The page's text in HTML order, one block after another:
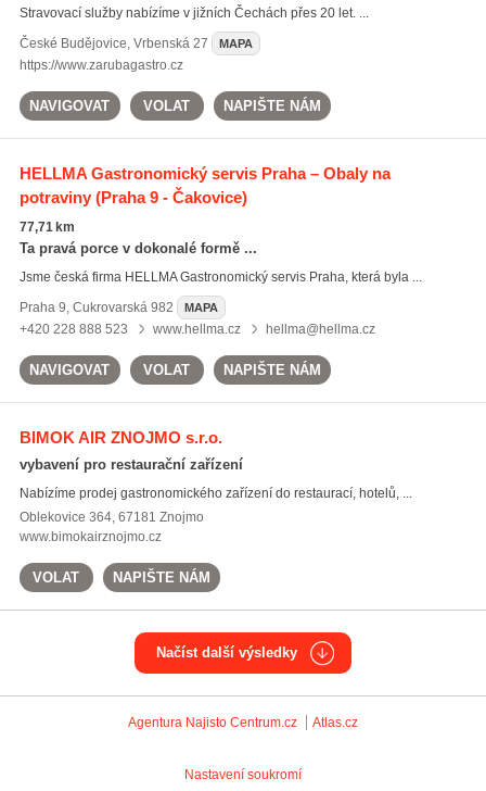
Stravovací služby nabízíme v jižních Čechách přes 20 let. ...
České Budějovice, Vrbenská 27 MAPA
https://www.zarubagastro.cz
NAVIGOVAT VOLAT NAPIŠTE NÁM
HELLMA Gastronomický servis Praha – Obaly na
potraviny(Praha 9 - Čakovice)
77,71 km
Ta pravá porce v dokonalé formě ...
Jsme česká firma HELLMA Gastronomický servis Praha, která byla ...
Praha 9, Cukrovarská 982 MAPA
+420 228 888 523 www.hellma.cz hellma@hellma.cz
NAVIGOVAT VOLAT NAPIŠTE NÁM
BIMOK AIR ZNOJMO s.r.o.
vybavení pro restaurační zařízení
Nabízíme prodej gastronomického zařízení do restaurací, hotelů, ...
Oblekovice 364, 67181 Znojmo
www.bimokairznojmo.cz
VOLAT NAPIŠTE NÁM
Načíst další výsledky
Agentura Najisto Centrum.cz Atlas.cz
Nastavení soukromí